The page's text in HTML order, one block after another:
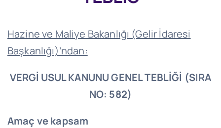
Hazine ve Maliye Bakanlığı (Gelir İdaresi
Başkanlığı)’ndan:
VERGİ USUL KANUNU GENEL TEBLİĞİ (SIRA
NO: 582)
Amaç ve kapsam